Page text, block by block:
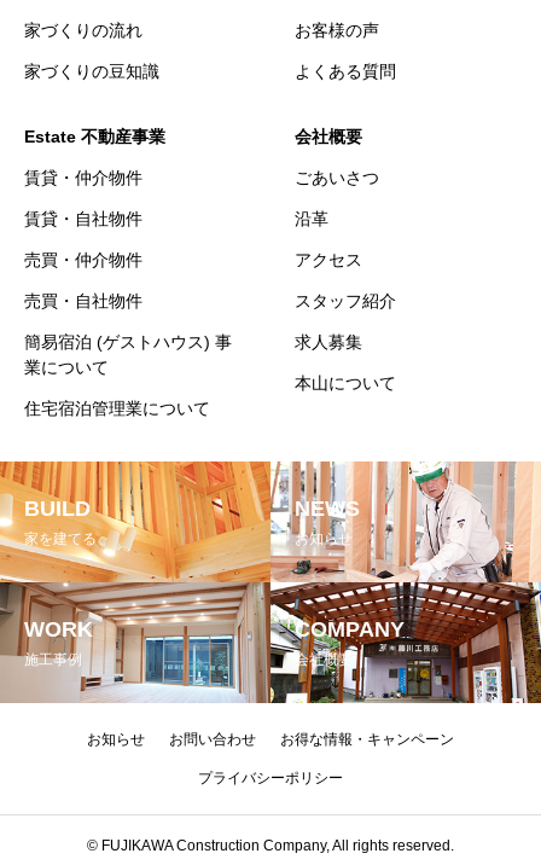
家づくりの流れ
家づくりの豆知識
お客様の声
よくある質問
Estate 不動産事業
賃貸・仲介物件
賃貸・自社物件
売買・仲介物件
売買・自社物件
簡易宿泊 (ゲストハウス) 事
業について
住宅宿泊管理業について
会社概要
ごあいさつ
沿革
アクセス
スタッフ紹介
求人募集
本山について
BUILD
家を建てる
NEWS
お知らせ
WORK
施工事例
COMPANY
会社概要
お知らせ お問い合わせ お得な情報・キャンペーン
プライバシーポリシー
© FUJIKAWA Construction Company, All rights reserved.